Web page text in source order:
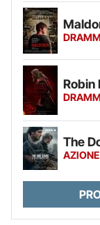
Robin
The
AZIONE